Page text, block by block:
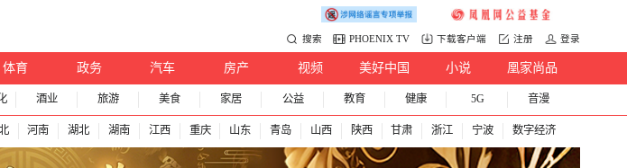
搜索 PHOENIX TV 下载客户端 注册 登录
体育 政务 汽车 房产 视频 美好中国 小说 凰家尚品
酒业 旅游 美食 家居 公益 教育 健康 5G 音漫
河南 湖北 湖南 江西 重庆 山东 青岛 山西 陕西 甘肃 浙江 宁波 数字经济